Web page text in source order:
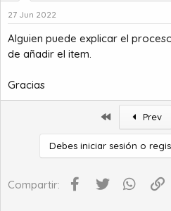
27 Jun 2022
Alguien puede explicar el
de añadir el item.
Gracias
PrimeroPrev
Debes iniciar sesión o
Compartir: Facebook
Twitter